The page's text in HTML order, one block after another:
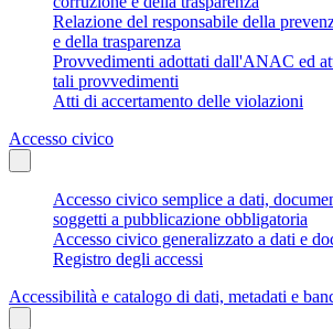
Relazione del responsabile della
e della trasparenza
Provvedimenti adottati dall'ANAC ed
tali provvedimenti
Atti di accertamento delle violazioni
Accesso civico
Accesso civico semplice a dati,
soggetti a pubblicazione obbligatoria
Accesso civico generalizzato a dati e
Registro degli accessi
Accessibilità e catalogo di dati, metadati e